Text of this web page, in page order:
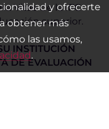
Vitae de la IFC
superior.
INSTITUCIÓN
DE EVALUACIÓN
y ofrecerte
obtener más
las usamos,
.